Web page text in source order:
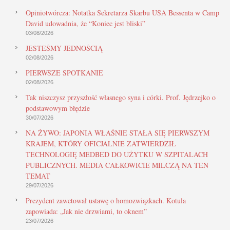
Opiniotwórcza: Notatka Sekretarza Skarbu USA Bessenta w Camp
David udowadnia, że “Koniec jest bliski”
03/08/2026
JESTEŚMY JEDNOŚCIĄ
02/08/2026
PIERWSZE SPOTKANIE
02/08/2026
Tak niszczysz przyszłość własnego syna i córki. Prof. Jędrzejko o
podstawowym błędzie
30/07/2026
NA ŻYWO: JAPONIA WŁAŚNIE STAŁA SIĘ PIERWSZYM
KRAJEM, KTÓRY OFICJALNIE ZATWIERDZIŁ
TECHNOLOGIĘ MEDBED DO UŻYTKU W SZPITALACH
PUBLICZNYCH. MEDIA CAŁKOWICIE MILCZĄ NA TEN
TEMAT
29/07/2026
Prezydent zawetował ustawę o homozwiązkach. Kotula
zapowiada: „Jak nie drzwiami, to oknem”
23/07/2026